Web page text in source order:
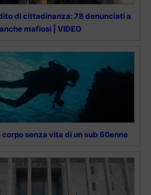
di cittadinanza: 78 denunciati a
mafiosi | VIDEO
senza vita di un sub 60enne